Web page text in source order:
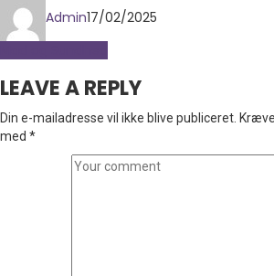
Admin17/02/2025
LEAVE A REPLY
Din e-mailadresse vil ikke blive publiceret.
med *